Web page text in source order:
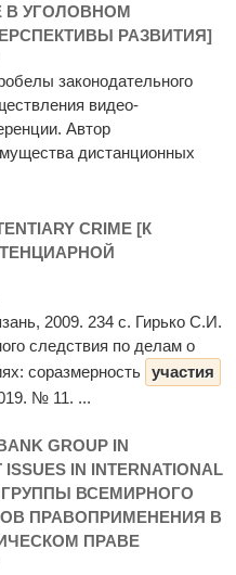
В УГОЛОВНОМ
РАЗВИТИЯ]
законодательного
видео-
Автор
дистанционных
CRIME [К
2009. 234 с. Гирько С.И.
следствия по делам о
соразмерность участия
№ 11. ...
GROUP IN
IN INTERNATIONAL
ГРУППЫ ВСЕМИРНОГО
ПРАВОПРИМЕНЕНИЯ В
ПРАВЕ